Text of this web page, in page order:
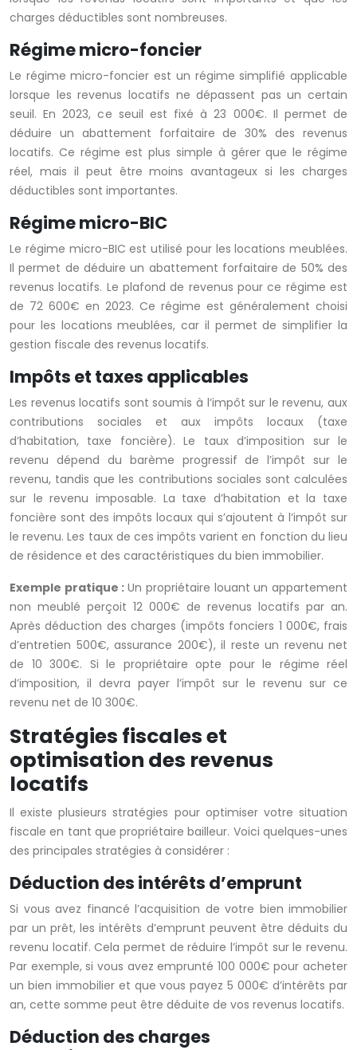
charges déductibles sont nombreuses.
Régime micro-foncier
Le régime micro-foncier est un régime simplifié applicable
lorsque les revenus locatifs ne dépassent pas un certain
seuil. En 2023, ce seuil est fixé à 23 000€. Il permet de
déduire un abattement forfaitaire de 30% des revenus
locatifs. Ce régime est plus simple à gérer que le régime
réel, mais il peut être moins avantageux si les charges
déductibles sont importantes.
Régime micro-BIC
Le régime micro-BIC est utilisé pour les locations meublées.
Il permet de déduire un abattement forfaitaire de 50% des
revenus locatifs. Le plafond de revenus pour ce régime est
de 72 600€ en 2023. Ce régime est généralement choisi
pour les locations meublées, car il permet de simplifier la
gestion fiscale des revenus locatifs.
Impôts et taxes applicables
Les revenus locatifs sont soumis à l’impôt sur le revenu, aux
contributions sociales et aux impôts locaux (taxe
d’habitation, taxe foncière). Le taux d’imposition sur le
revenu dépend du barème progressif de l’impôt sur le
revenu, tandis que les contributions sociales sont calculées
sur le revenu imposable. La taxe d’habitation et la taxe
foncière sont des impôts locaux qui s’ajoutent à l’impôt sur
le revenu. Les taux de ces impôts varient en fonction du lieu
de résidence et des caractéristiques du bien immobilier.
Exemple pratique :Un propriétaire louant un appartement
non meublé perçoit 12 000€ de revenus locatifs par an.
Après déduction des charges (impôts fonciers 1 000€, frais
d’entretien 500€, assurance 200€), il reste un revenu net
de 10 300€. Si le propriétaire opte pour le régime réel
d’imposition, il devra payer l’impôt sur le revenu sur ce
revenu net de 10 300€.
Stratégies fiscales et
optimisation des revenus
locatifs
Il existe plusieurs stratégies pour optimiser votre situation
fiscale en tant que propriétaire bailleur. Voici quelques-unes
des principales stratégies à considérer :
Déduction des intérêts d’emprunt
Si vous avez financé l’acquisition de votre bien immobilier
par un prêt, les intérêts d’emprunt peuvent être déduits du
revenu locatif. Cela permet de réduire l’impôt sur le revenu.
Par exemple, si vous avez emprunté 100 000€ pour acheter
un bien immobilier et que vous payez 5 000€ d’intérêts par
an, cette somme peut être déduite de vos revenus locatifs.
Déduction des charges